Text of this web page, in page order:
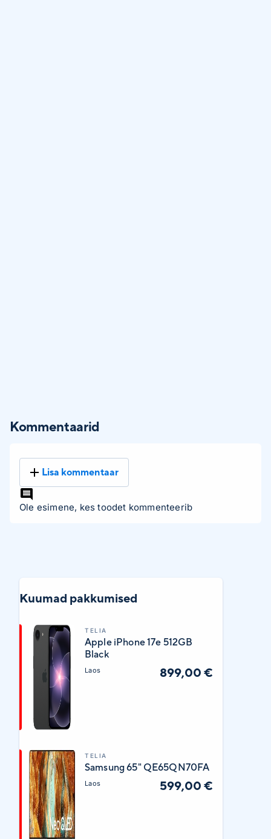
Kommentaarid
Lisa kommentaar
Ole esimene, kes toodet kommenteerib
Kuumad pakkumised
TELIA
Apple iPhone 17e 512GB
Black
Laos 899,00 €
TELIA
Samsung 65" QE65QN70FA
Laos 599,00 €